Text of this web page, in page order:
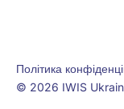
© 2026 IWIS
Політика